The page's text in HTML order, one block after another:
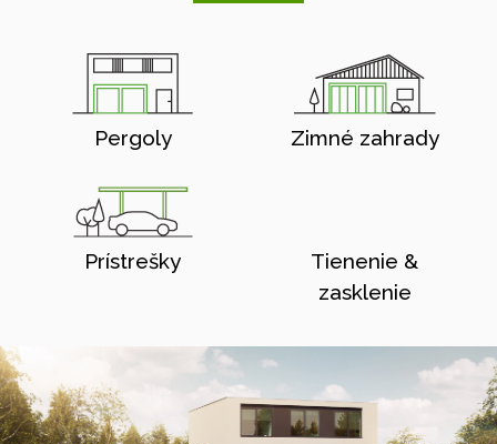
Pergoly Zimné zahrady
Prístrešky
Tienenie &
zasklenie